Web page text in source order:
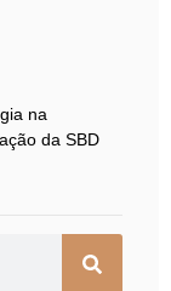
na
da SBD